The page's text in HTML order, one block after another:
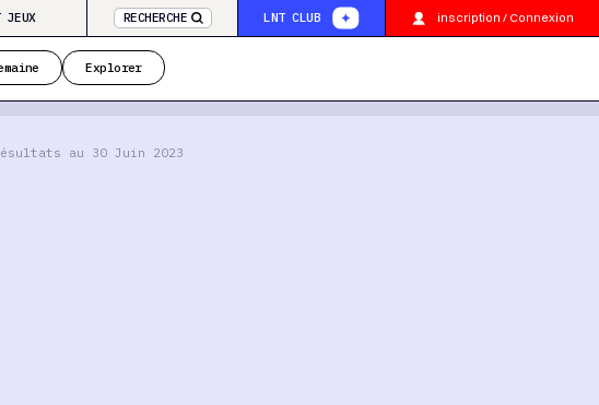
JEUX RECHERCHE LNT CLUB inscription / Connexion
Explorer
au 30 Juin 2023